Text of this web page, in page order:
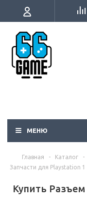
МЕНЮ
Главная - Каталог -
Запчасти для Playstation 1
Купить